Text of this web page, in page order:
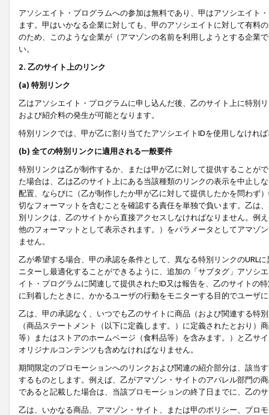
アソシエイト・プログラムへの参加は無料であり、甲はアソシエイト
ます。甲はいかなる企業に対しても、甲のアソシエイトに対して有料
のため、このような企業が（アマゾンの名前を利用しようとする企業
い。
2. 乙のサイト上のリンク
(a) 特別リンク
乙はアソシエイト・プログラムに申し込んだ後、乙のサイト上に特別
および紹介料の発生が可能となります。
特別リンクでは、甲が乙に割り当てたアソシエイトIDを使用しなけれ
(b) 全ての特別リンクに適用される一般要件
特別リンクは乙が制作するか、または甲が乙に対して提供することが
た場合は、乙は乙のサイト上にある当該種類のリンクの表示を中止し
配置、ならびに（乙が制作したか甲が乙に対して提供したかを問わず
切なフォーマットを含むことを確認する責任を単独で負います。乙は
別リンクは、乙のサイトから直接アクセスしなければなりません。例
他のフォーマットとして表示されます。）をパラメータとしてアマゾ
ません。
乙が希望する場合、甲の承認を条件として、異なる特別リンクのURL
ニターし最適化することができるように、追加の「サブタグ」アソシ
イト・プログラムに関連して提供されたID又は報告を、乙のサイトの
に到着したときに、かかるユーザの行動をモニターする目的でユーザ
乙は、甲の承認なく、いつでも乙のサイトに商品（および関連する特
（商品ステートメント（以下に定義します。）に定義されたとおり
等）またはストアのホームページ（食料品等）を含みます。）と乙サ
オリジナルコンテンツも含めなければなりません。
期間限定のプロモーションへのリンクおよび関連の紹介部分は、該当
するものとします。例えば、乙がアマゾン・サイトのアパレル部門の
であると記載した場合は、当該プロモーションの終了日までに、乙の
乙は、いかなる商品、アマゾン・サイト、または甲のポリシー、プロ